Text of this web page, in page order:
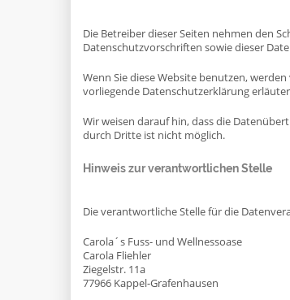
Die Betreiber dieser Seiten nehmen den
Datenschutzvorschriften sowie dieser
Wenn Sie diese Website benutzen,
vorliegende Datenschutzerklärung
Wir weisen darauf hin, dass die
durch Dritte ist nicht möglich.
Hinweis zur verantwortlichen Stelle
Die verantwortliche Stelle für die
Carola´s Fuss- und Wellnessoase
Carola Fliehler
Ziegelstr. 11a
77966 Kappel-Grafenhausen